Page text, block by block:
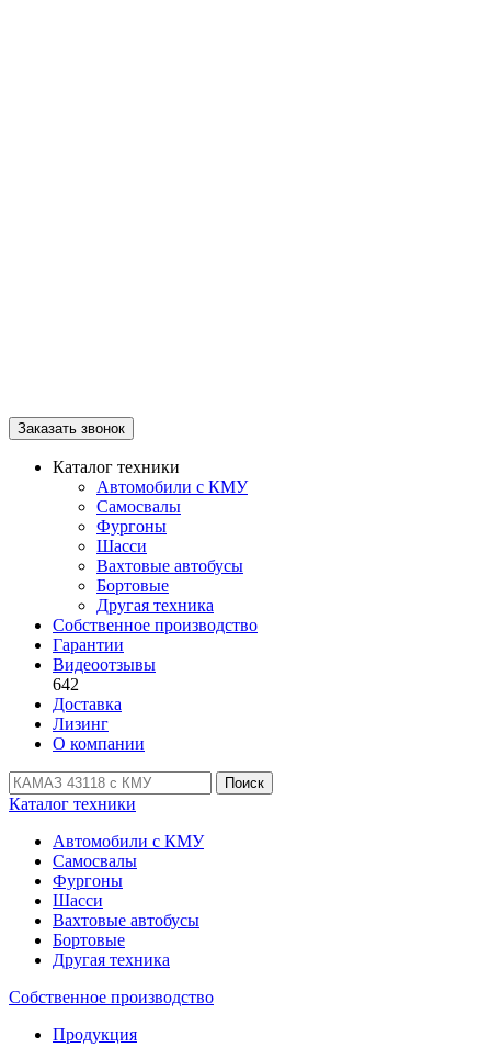
Заказать звонок
Каталог техники
Автомобили с КМУ
Самосвалы
Фургоны
Шасси
Вахтовые автобусы
Бортовые
Другая техника
Собственное производство
Гарантии
Видеоотзывы
642
Доставка
Лизинг
О компании
Поиск
Каталог техники
Автомобили с КМУ
Самосвалы
Фургоны
Шасси
Вахтовые автобусы
Бортовые
Другая техника
Собственное производство
Продукция